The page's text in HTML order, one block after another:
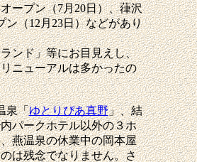
ープン（7月20日）、葎沢
ン（12月23日）などがあり
ンド」等にお目見えし、
ニューアルは多かったの
泉「ゆとりぴあ真野」、結
パークホテル以外の３ホ
燕温泉の休業中の岡本屋
は残念でなりません。さ